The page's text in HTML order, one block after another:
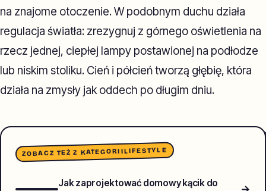
na znajome otoczenie. W podobnym duchu działa
regulacja światła: zrezygnuj z górnego oświetlenia na
rzecz jednej, ciepłej lampy postawionej na podłodze
lub niskim stoliku. Cień i półcień tworzą głębię, która
działa na zmysły jak oddech po długim dniu.
ZOBACZ TEŻ Z KATEGORIILIFESTYLE
Jak zaprojektować domowy kącik do